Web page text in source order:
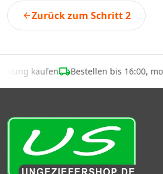
Zurück zum Schritt 2
kaufen Bestellen bis 16:00,